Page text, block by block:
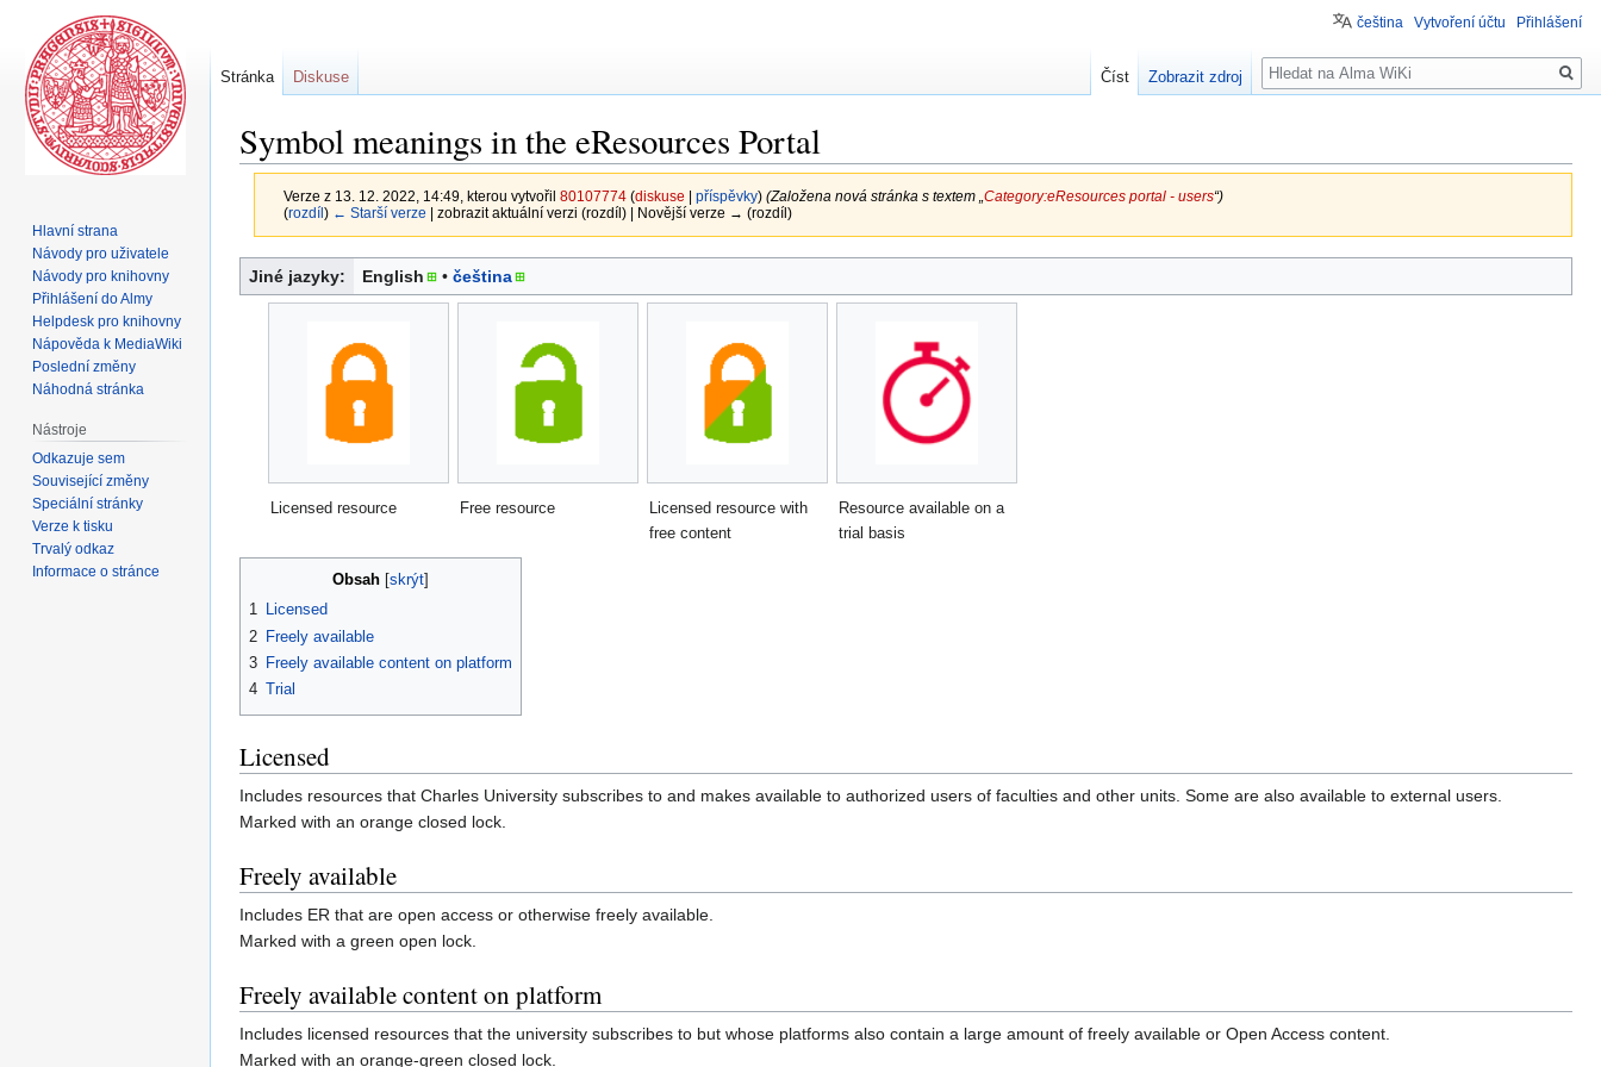
Symbol meanings in the eResources Portal
Verze z 13. 12. 2022, 14:49, kterou vytvořil 80107774 (diskuse příspěvky) (Založena nová stránka s textem „ Category:eResources portal - users“)
(rozdíl ) ← Starší verze | zobrazit aktuální verzi (rozdíl) | Novější verze → (rozdíl)
Skočit
na
Skočit
na
Jiné jazyky: English • ‎ čeština
Licensed resource Free resource
Licensed resource with
free content
Resource available on a
trial basis
Obsah
1 Licensed
2 Freely available
3 Freely available content on platform
4 Trial
Licensed
Includes resources that Charles University subscribes to and makes available to authorized users of faculties and other units. Some are also available to external users.
Marked with an orange closed lock.
Freely available
Includes ER that are open access or otherwise freely available.
Marked with a green open lock.
Freely available content on platform
Includes licensed resources that the university subscribes to but whose platforms also contain a large amount of freely available or Open Access content.
Marked with an orange-green closed lock.
čeština Vytvoření účtu Přihlášení
Stránka Diskuse Číst Zobrazit zdroj
Hledat
Hlavní strana
Návody pro uživatele
Návody pro knihovny
Přihlášení do Almy
Helpdesk pro knihovny
Nápověda k MediaWiki
Poslední změny
Náhodná stránka
Nástroje
Odkazuje sem
Související změny
Speciální stránky
Verze k tisku
Trvalý odkaz
Informace o stránce